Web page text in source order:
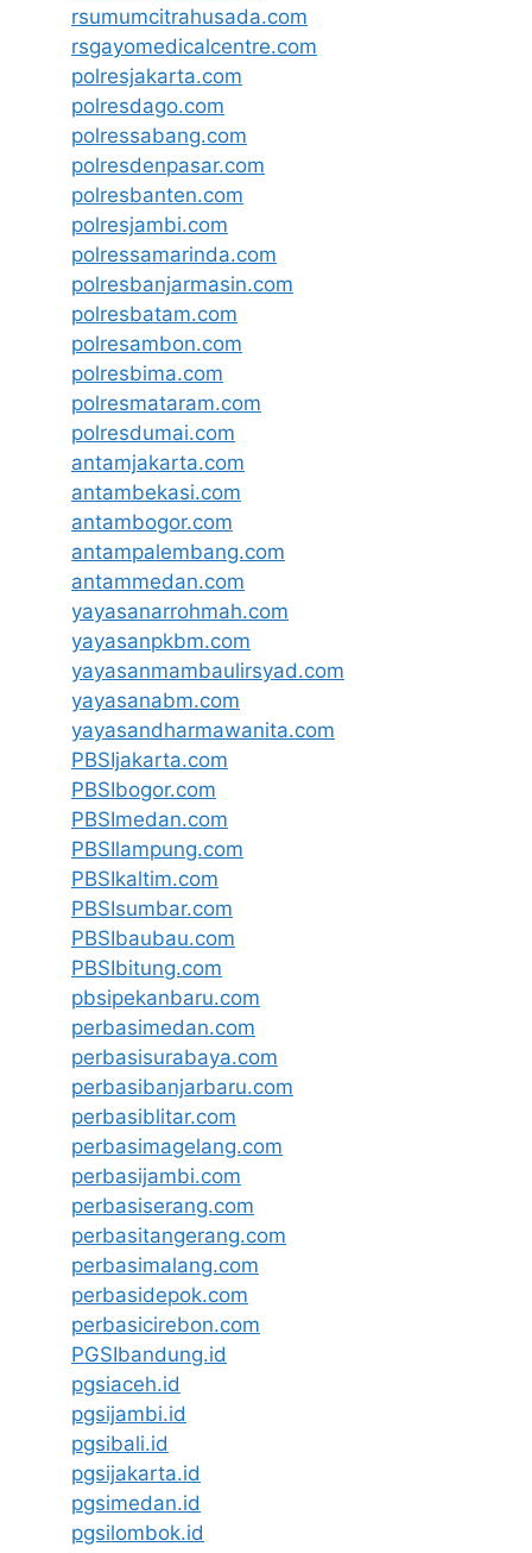
rsumumcitrahusada.com
rsgayomedicalcentre.com
polresjakarta.com
polresdago.com
polressabang.com
polresdenpasar.com
polresbanten.com
polresjambi.com
polressamarinda.com
polresbanjarmasin.com
polresbatam.com
polresambon.com
polresbima.com
polresmataram.com
polresdumai.com
antamjakarta.com
antambekasi.com
antambogor.com
antampalembang.com
antammedan.com
yayasanarrohmah.com
yayasanpkbm.com
yayasanmambaulirsyad.com
yayasanabm.com
yayasandharmawanita.com
PBSIjakarta.com
PBSIbogor.com
PBSImedan.com
PBSIlampung.com
PBSIkaltim.com
PBSIsumbar.com
PBSIbaubau.com
PBSIbitung.com
pbsipekanbaru.com
perbasimedan.com
perbasisurabaya.com
perbasibanjarbaru.com
perbasiblitar.com
perbasimagelang.com
perbasijambi.com
perbasiserang.com
perbasitangerang.com
perbasimalang.com
perbasidepok.com
perbasicirebon.com
PGSIbandung.id
pgsiaceh.id
pgsijambi.id
pgsibali.id
pgsijakarta.id
pgsimedan.id
pgsilombok.id